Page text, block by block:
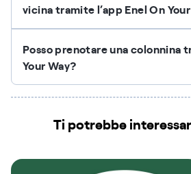
vicina tramite l’app Enel On
Posso prenotare una colonnina
Your Way?
Ti potrebbe